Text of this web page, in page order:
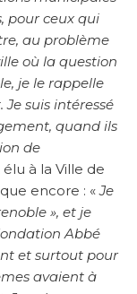
pour ceux qui
au problème
où la question
je le rappelle
suis intéressé
quand ils
de
à la Ville de
encore : «Je
», et je
Abbé
et surtout pour
avaient à